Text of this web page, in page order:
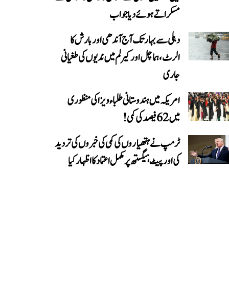
مسکراتے ہوئے دیا جواب
دہلی سے بہار تک آج آندھی اور بارش کا
الرٹ، ہماچل اور کیرلم میں ندیوں کی طغیانی
جاری
امریکہ میں ہندوستانی طلباء ویزا کی منظوری
میں 62 فیصد کی کمی!
ٹرمپ نے ہتھیاروں کی کمی کی خبروں کی تردید
کی اور پیٹ ہیگستھ پر مکمل اعتماد کا اظہار کیا